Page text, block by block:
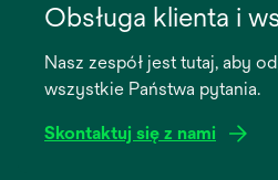
new
Obsługa klienta i
Nasz zespół jest tutaj, aby
wszystkie Państwa pytania.
Skontaktuj się z nami